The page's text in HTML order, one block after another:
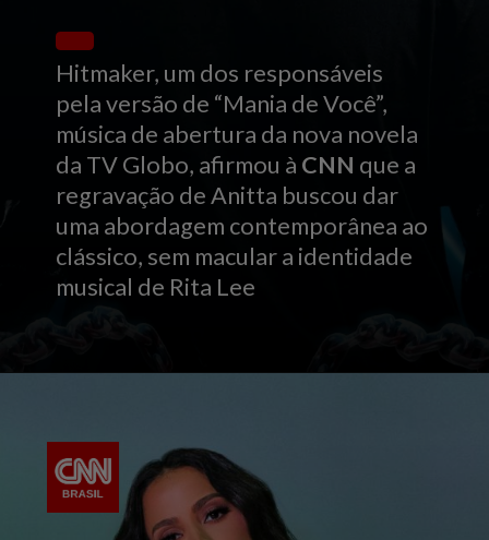
Hitmaker, um dos responsáveis
pela versão de “Mania de Você”,
música de abertura da nova novela
da TV Globo, afirmou à CNN que a
regravação de Anitta buscou dar
uma abordagem contemporânea ao
clássico, sem macular a identidade
musical de Rita Lee